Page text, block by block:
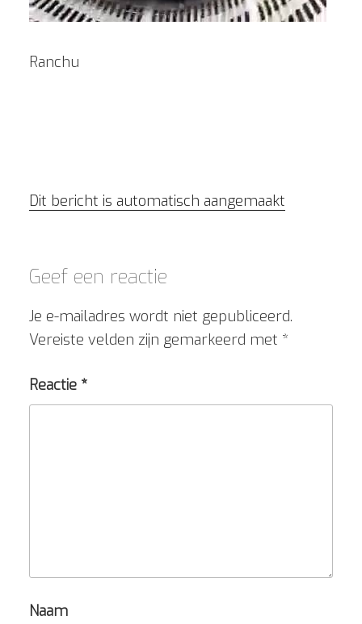
Ranchu
Dit bericht is automatisch aangemaakt
Geef een reactie
Je e-mailadres wordt niet gepubliceerd.
Vereiste velden zijn gemarkeerd met *
Reactie *
Naam